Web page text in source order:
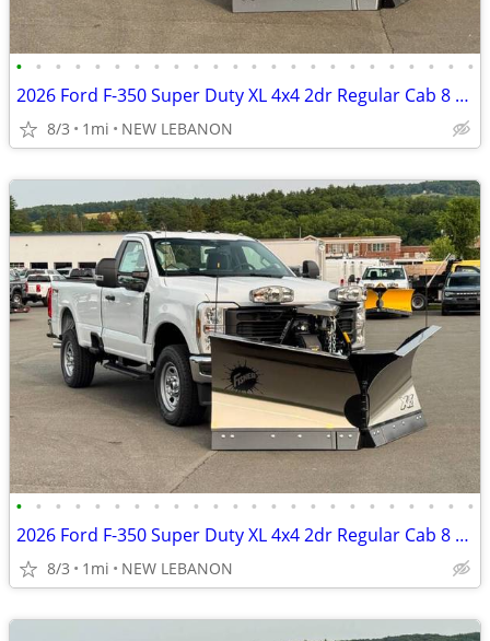
• • • • • • • • • • • • • • • • • • • • • • • •
2026 Ford F-350 Super Duty XL 4x4 2dr Regular Cab 8 ft. LB SRW Pickup
8/3 1mi NEW LEBANON
• • • • • • • • • • • • • • • • • • • • • • • •
2026 Ford F-350 Super Duty XL 4x4 2dr Regular Cab 8 ft. LB SRW Pickup
8/3 1mi NEW LEBANON